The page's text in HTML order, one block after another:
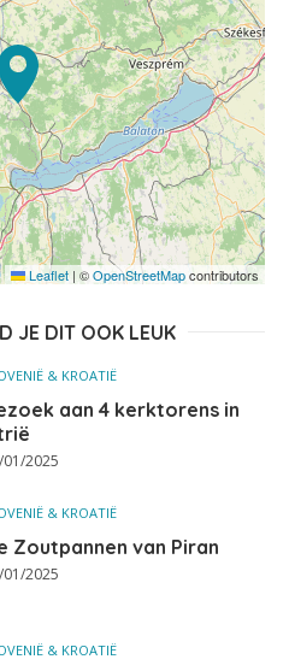
Leaflet | ©OpenStreetMapcontributors
JE DIT OOK LEUK
& KROATIË
aan 4 kerktorens in
01/2025
& KROATIË
Zoutpannen van Piran
01/2025
& KROATIË